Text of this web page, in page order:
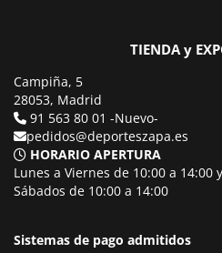
TIENDA y
Campiña, 5
28053, Madrid
91 563 80 01 -Nuevo-
pedidos@deporteszapa.es
HORARIO APERTURA
Lunes a Viernes de 10:00 a 14:00
Sábados de 10:00 a 14:00
Sistemas de pago admitidos